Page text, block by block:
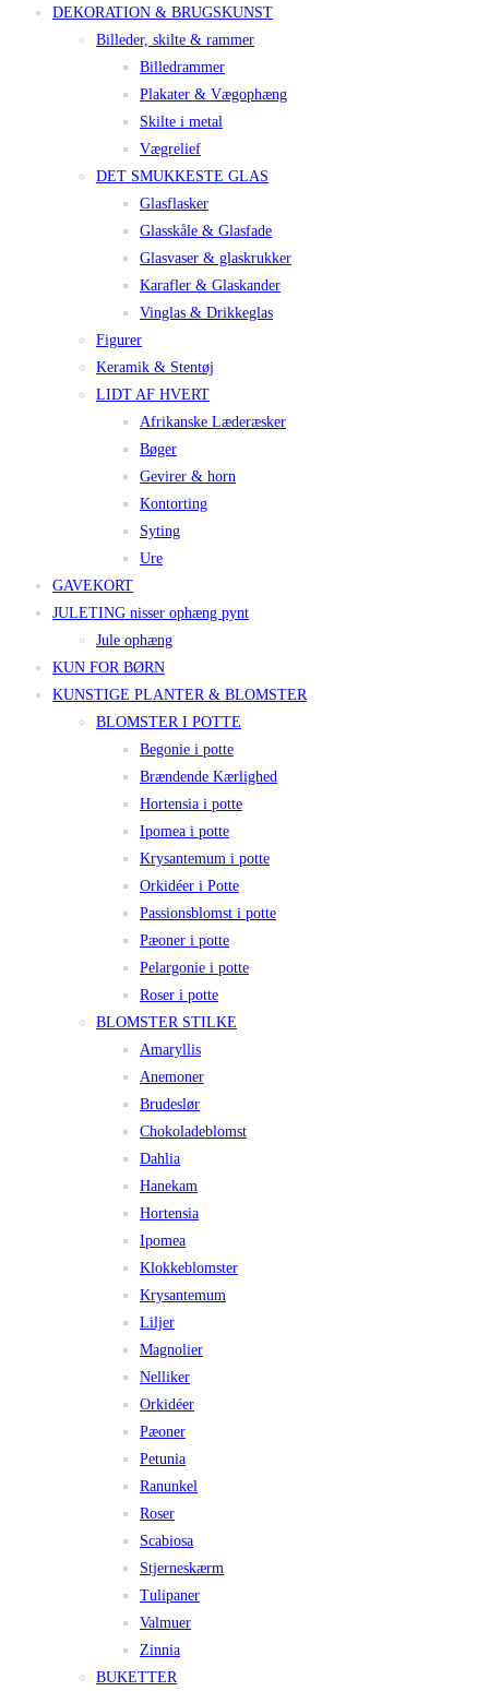
DEKORATION & BRUGSKUNST
Billeder, skilte & rammer
Billedrammer
Plakater & Vægophæng
Skilte i metal
Vægrelief
DET SMUKKESTE GLAS
Glasflasker
Glasskåle & Glasfade
Glasvaser & glaskrukker
Karafler & Glaskander
Vinglas & Drikkeglas
Figurer
Keramik & Stentøj
LIDT AF HVERT
Afrikanske Læderæsker
Bøger
Gevirer & horn
Kontorting
Syting
Ure
GAVEKORT
JULETING nisser ophæng pynt
Jule ophæng
KUN FOR BØRN
KUNSTIGE PLANTER & BLOMSTER
BLOMSTER I POTTE
Begonie i potte
Brændende Kærlighed
Hortensia i potte
Ipomea i potte
Krysantemum i potte
Orkidéer i Potte
Passionsblomst i potte
Pæoner i potte
Pelargonie i potte
Roser i potte
BLOMSTER STILKE
Amaryllis
Anemoner
Brudeslør
Chokoladeblomst
Dahlia
Hanekam
Hortensia
Ipomea
Klokkeblomster
Krysantemum
Liljer
Magnolier
Nelliker
Orkidéer
Pæoner
Petunia
Ranunkel
Roser
Scabiosa
Stjerneskærm
Tulipaner
Valmuer
Zinnia
BUKETTER